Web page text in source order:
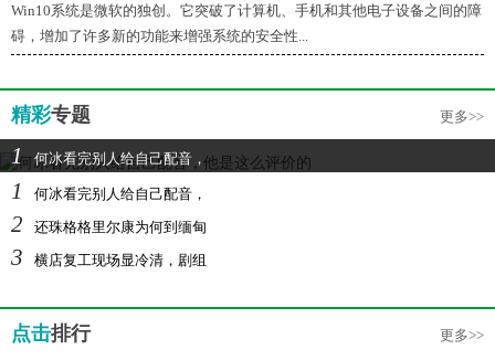
Win10系统是微软的独创。它突破了计算机、手机和其他电子设备之间的障
碍，增加了许多新的功能来增强系统的安全性...
精彩专题 更多>>
1 何冰看完别人给自己配音，
1 何冰看完别人给自己配音，
2 还珠格格里尔康为何到缅甸
3 横店复工现场显冷清，剧组
点击排行 更多>>